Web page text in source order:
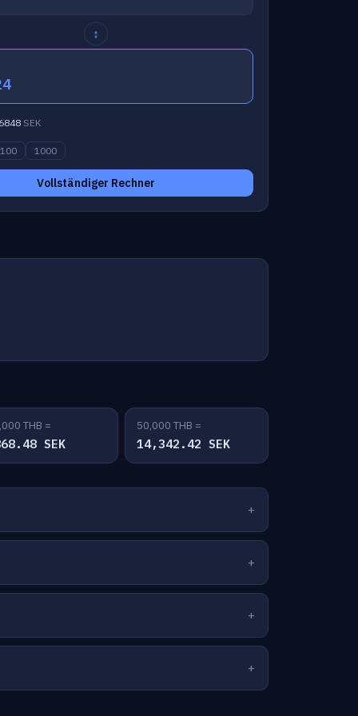
↕
SEK
100 1000
Vollständiger Rechner
THB =
SEK
50,000 THB =
14,342.42 SEK